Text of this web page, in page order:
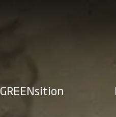
GREENsition